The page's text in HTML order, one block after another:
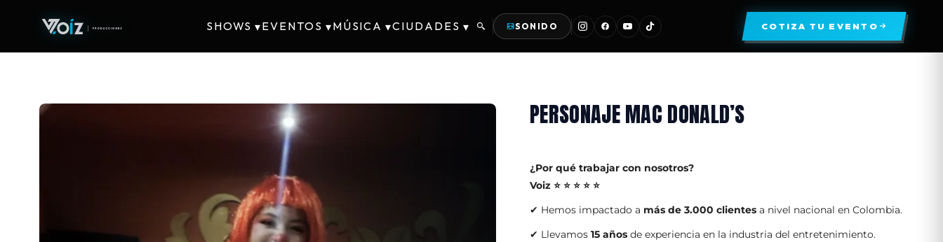
SHOWS ▾EVENTOS ▾MÚSICA ▾CIUDADES ▾ SONIDO COTIZA TU EVENTO
PERSONAJE MAC DONALD’S
¿Por qué trabajar con nosotros?
Voiz ⭐ ⭐ ⭐ ⭐ ⭐
✔ Hemos impactado a más de 3.000 clientes a nivel nacional en Colombia.
✔ Llevamos15 años de experiencia en la industria del entretenimiento.